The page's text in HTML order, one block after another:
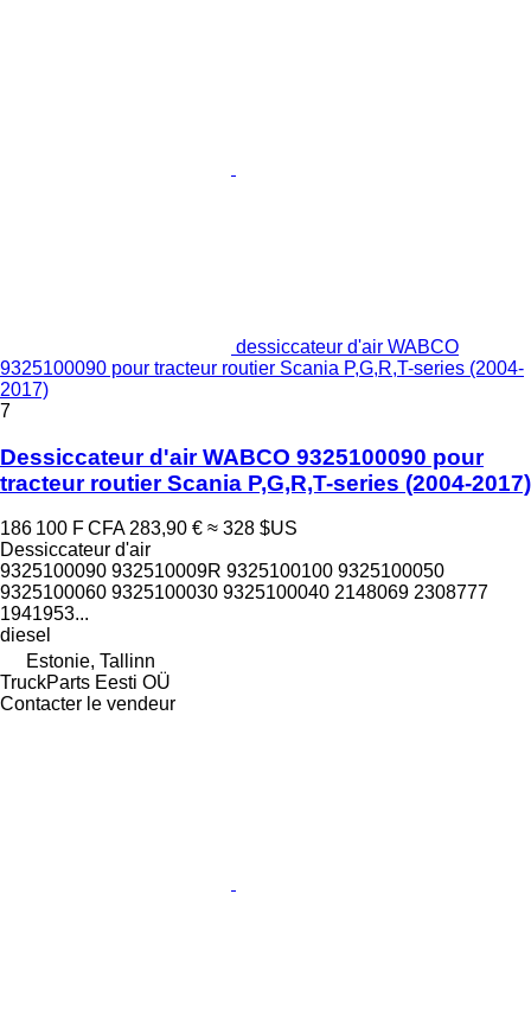
dessiccateur d'air WABCO
9325100090 pour tracteur routier Scania P,G,R,T-series (2004-
2017)
7
Dessiccateur d'air WABCO 9325100090 pour
tracteur routier Scania P,G,R,T-series (2004-2017)
186 100 F CFA 283,90 € ≈ 328 $US
Dessiccateur d'air
9325100090 932510009R 9325100100 9325100050
9325100060 9325100030 9325100040 2148069 2308777
1941953...
diesel
Estonie, Tallinn
TruckParts Eesti OÜ
Contacter le vendeur